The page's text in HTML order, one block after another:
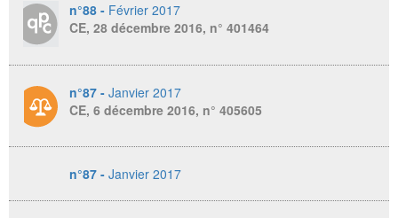
n°88 - Février 2017
CE, 28 décembre 2016, n° 401464
n°87 - Janvier 2017
CE, 6 décembre 2016, n° 405605
n°87 - Janvier 2017